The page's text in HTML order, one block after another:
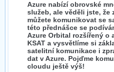
Azure nabízí obrovské
služeb, ale věděli jste, že
můžete komunikovat se
této přednášce se
Azure Orbital rozšířený o
KSAT a vysvětlíme si
satelitní komunikace i
dat v Azure. Pojďme
cloudu ještě výš!